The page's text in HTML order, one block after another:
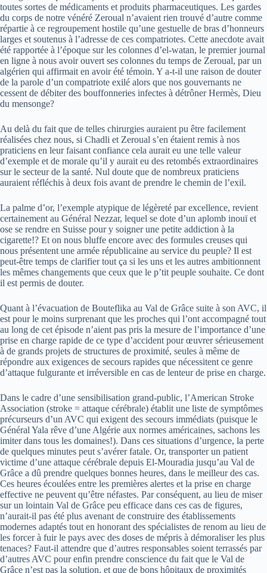
toutes sortes de médicaments et produits pharmaceutiques. Les gardes
du corps de notre vénéré Zeroual n’avaient rien trouvé d’autre comme
répartie à ce regroupement hostile qu’une gestuelle de bras d’honneurs
larges et soutenus à l’adresse de ces compatriotes. Cette anecdote avait
été rapportée à l’époque sur les colonnes d’el-watan, le premier journal
en ligne à nous avoir ouvert ses colonnes du temps de Zeroual, par un
algérien qui affirmait en avoir été témoin. Y a-t-il une raison de douter
de la parole d’un compatriote exilé alors que nos gouvernants ne
cessent de débiter des bouffonneries infectes à détrôner Hermès, Dieu
du mensonge?
Au delà du fait que de telles chirurgies auraient pu être facilement
réalisées chez nous, si Chadli et Zeroual s’en étaient remis à nos
praticiens en leur faisant confiance cela aurait eu une telle valeur
d’exemple et de morale qu’il y aurait eu des retombés extraordinaires
sur le secteur de la santé. Nul doute que de nombreux praticiens
auraient réfléchis à deux fois avant de prendre le chemin de l’exil.
La palme d’or, l’exemple atypique de légèreté par excellence, revient
certainement au Général Nezzar, lequel se dote d’un aplomb inouï et
ose se rendre en Suisse pour y soigner une petite addiction à la
cigarette!? Et on nous bluffe encore avec des formules creuses qui
nous présentent une armée républicaine au service du peuple? Il est
peut-être temps de clarifier tout ça si les uns et les autres ambitionnent
les mêmes changements que ceux que le p’tit peuple souhaite. Ce dont
il est permis de douter.
Quant à l’évacuation de Bouteflika au Val de Grâce suite à son AVC, il
est pour le moins surprenant que les proches qui l’ont accompagné tout
au long de cet épisode n’aient pas pris la mesure de l’importance d’une
prise en charge rapide de ce type d’accident pour œuvrer sérieusement
à de grands projets de structures de proximité, seules à même de
répondre aux exigences de secours rapides que nécessitent ce genre
d’attaque fulgurante et irréversible en cas de lenteur de prise en charge.
Dans le cadre d’une sensibilisation grand-public, l’American Stroke
Association (stroke = attaque cérébrale) établit une liste de symptômes
précurseurs d’un AVC qui exigent des secours immédiats (puisque le
Général Yala rêve d’une Algérie aux normes américaines, sachons les
imiter dans tous les domaines!). Dans ces situations d’urgence, la perte
de quelques minutes peut s’avérer fatale. Or, transporter un patient
victime d’une attaque cérébrale depuis El-Mouradia jusqu’au Val de
Grâce a dû prendre quelques bonnes heures, dans le meilleur des cas.
Ces heures écoulées entre les premières alertes et la prise en charge
effective ne peuvent qu’être néfastes. Par conséquent, au lieu de miser
sur un lointain Val de Grâce peu efficace dans ces cas de figures,
n’aurait-il pas été plus avenant de construire des établissements
modernes adaptés tout en honorant des spécialistes de renom au lieu de
les forcer à fuir le pays avec des doses de mépris à démoraliser les plus
tenaces? Faut-il attendre que d’autres responsables soient terrassés par
d’autres AVC pour enfin prendre conscience du fait que le Val de
Grâce n’est pas la solution, et que de bons hôpitaux de proximités